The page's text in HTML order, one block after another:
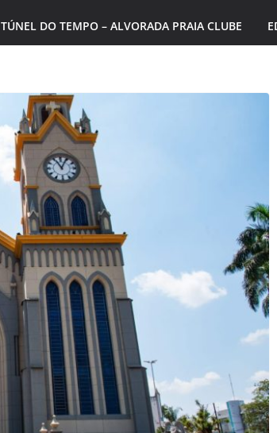
TÚNEL DO TEMPO – ALVORADA PRAIA CLUBE